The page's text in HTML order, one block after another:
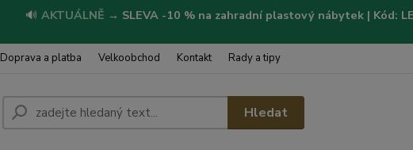
🔊 AKTUÁLNĚ → SLEVA -10 % na zahradní plastový nábytek | Kód:
Doprava a platba Velkoobchod Kontakt Rady a tipy
Hledat